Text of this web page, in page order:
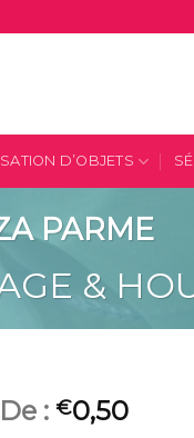
D’OBJETS
PARME
&
De : €0,50